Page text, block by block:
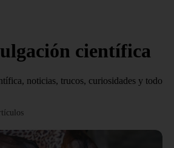
científica
noticias, trucos, curiosidades y todo